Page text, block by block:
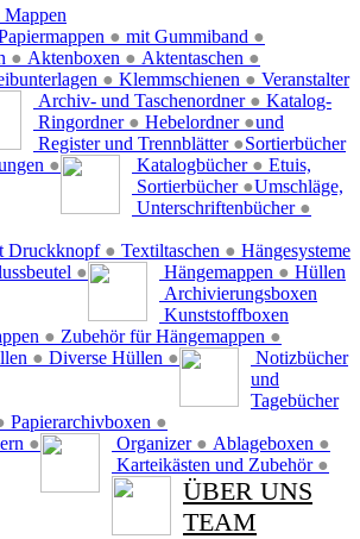
● mit Gummiband ●
● Aktenboxen ● Aktentaschen ●
● Klemmschienen ● Veranstalter
Archiv- und Taschenordner ●
Ringordner ● Hebelordner ●
Register und Trennblätter ●
●
Katalog-
und
Sortierbücher
Katalogbücher ●
Sortierbücher ●
Unterschriftenbücher ●
Etuis,
Umschläge,
Druckknopf ● Textiltaschen ●
●
Hängesysteme
Hängemappen ●
● Zubehör für Hängemappen ●
Hüllen
● Diverse Hüllen ●
Archivierungsboxen
Papierarchivboxen ●
●
Kunststoffboxen
Organizer ● Ablageboxen ●
Karteikästen und Zubehör ●
Notizbücher
und
Tagebücher
ÜBER UNS
TEAM